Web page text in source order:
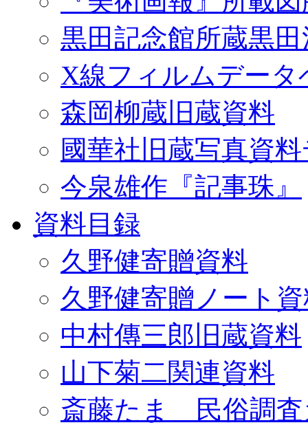
黒田記念館所蔵黒
X線フィルムデータ
森岡柳蔵旧蔵資料
國華社旧蔵写真資
今泉雄作『記事珠』
資料目録
久野健寄贈資料
久野健寄贈ノート
中村傳三郎旧蔵資料
山下菊二関連資料
斎藤たま 民俗調査